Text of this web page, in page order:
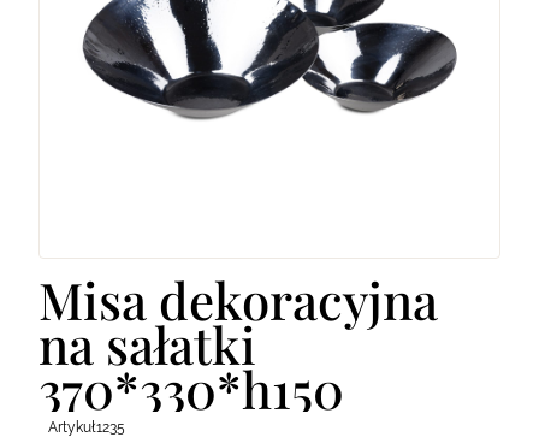
Transport Pozostałe
Misa dekoracyjna
na sałatki
370*330*h150
Artykuł1235